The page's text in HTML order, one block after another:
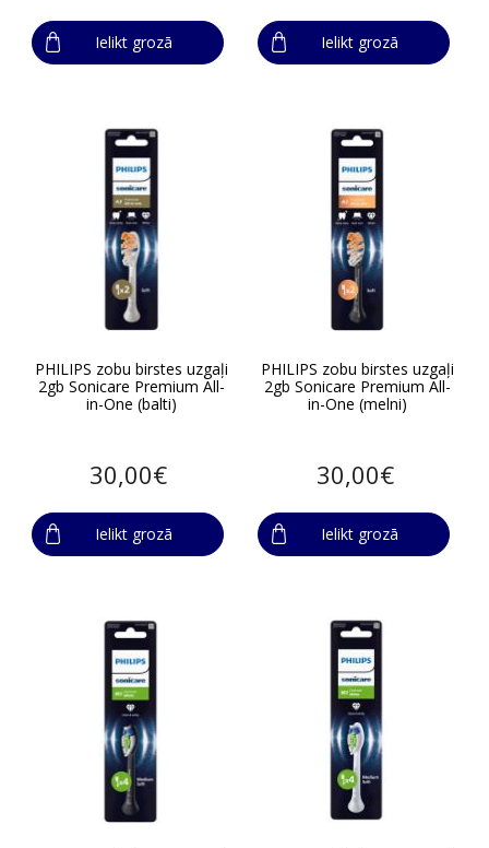
Ielikt grozā Ielikt grozā
PHILIPS zobu birstes uzgaļi
2gb Sonicare Premium All-
in-One (balti)
30,00€
Ielikt grozā
PHILIPS zobu birstes uzgaļi
2gb Sonicare Premium All-
in-One (melni)
30,00€
Ielikt grozā